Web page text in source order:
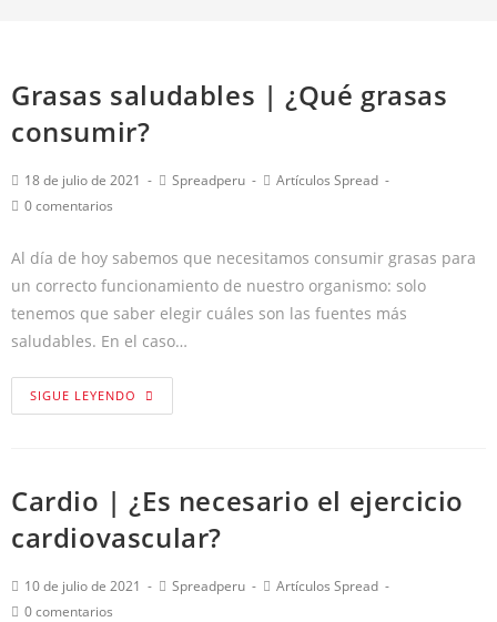
Grasas saludables | ¿Qué grasas
consumir?
18 de julio de 2021 Spreadperu
Artículos Spread
0 comentarios
Al día de hoy sabemos que necesitamos consumir grasas para
un correcto funcionamiento de nuestro organismo: solo
tenemos que saber elegir cuáles son las fuentes más
saludables. En el caso…
SIGUE LEYENDO
Cardio | ¿Es necesario el ejercicio
cardiovascular?
10 de julio de 2021 Spreadperu
Artículos Spread
0 comentarios